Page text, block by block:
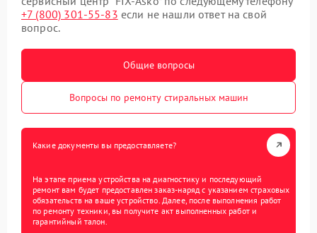
+7 (800) 301-55-83 если не нашли ответ на свой
вопрос.
Общие вопросы
Вопросы по ремонту стиральных машин
Какие документы вы предоставляете?
На этапе приема устройства на диагностику и последующий
ремонт вам будет предоставлен заказ-наряд с указанием страховых
обязательств на ваше устройство. Далее, после выполнения работ
по ремонту техники, вы получите акт выполненных работ и
гарантийный талон.